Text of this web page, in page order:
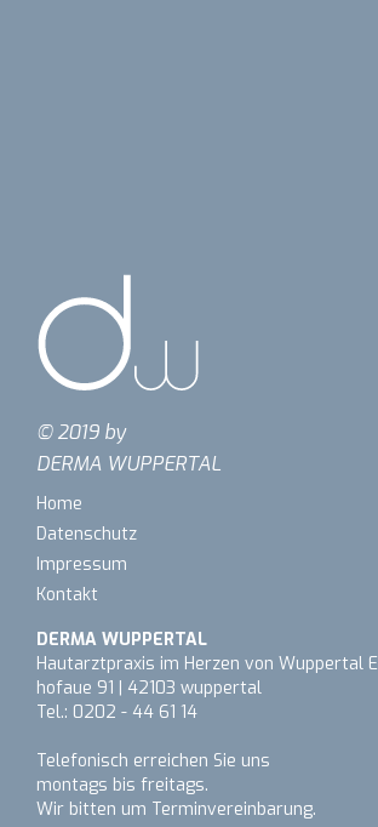
© 2019 by
DERMA WUPPERTAL
Home
Datenschutz
Impressum
Kontakt
DERMA WUPPERTAL
Hautarztpraxis im Herzen von Wuppertal
hofaue 91 | 42103 wuppertal
Tel.: 0202 - 44 61 14
Telefonisch erreichen Sie uns
montags bis freitags.
Wir bitten um Terminvereinbarung.